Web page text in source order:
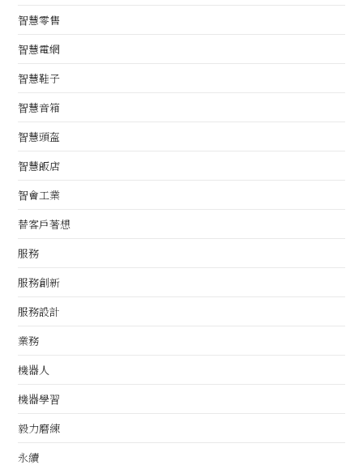
智慧零售
智慧電網
智慧鞋子
智慧音箱
智慧頭盔
智慧飯店
智會工業
替客戶著想
服務
服務創新
服務設計
業務
機器人
機器學習
毅力磨練
永續